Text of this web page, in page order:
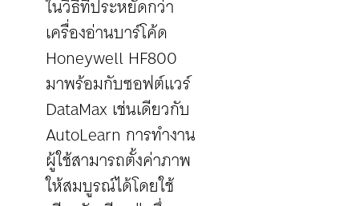
ในวิธีที่ประหยัดกว่า
เครื่องอ่านบาร์โค้ด
Honeywell HF800
มาพร้อมกับซอฟต์แวร์
DataMax เช่นเดียวกับ
AutoLearn การทำงาน
ผู้ใช้สามารถตั้งค่าภาพ
ให้สมบูรณ์ได้โดยใช้